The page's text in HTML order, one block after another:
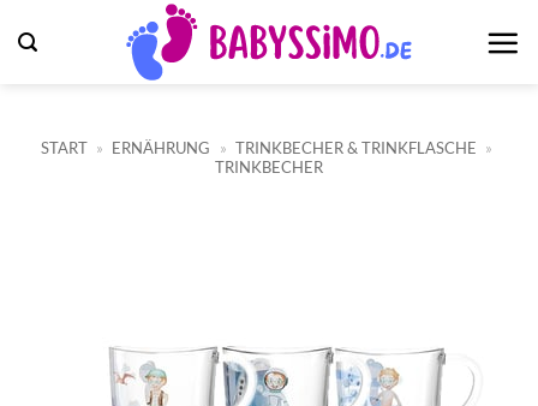
Inhalt
START » ERNÄHRUNG » TRINKBECHER & TRINKFLASCHE »
TRINKBECHER